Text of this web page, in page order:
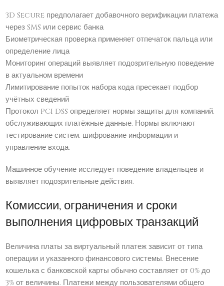
3D Secure предполагает добавочного верификации платежа
через SMS или сервис банка
Биометрическая проверка применяет отпечаток пальца или
определение лица
Мониторинг операций выявляет подозрительную поведение
в актуальном времени
Лимитирование попыток набора кода пресекает подбор
учётных сведений
Протокол PCI DSS определяет нормы защиты для компаний,
обслуживающих платёжные данные. Нормы включают
тестирование систем, шифрование информации и
управление входа.
Машинное обучение исследует поведение владельцев и
выявляет подозрительные действия.
Комиссии, ограничения и сроки
выполнения цифровых транзакций
Величина платы за виртуальный платеж зависит от типа
операции и указанного финансового системы. Внесение
кошелька с банковской карты обычно составляет от 0% до
3% от величины. Платежи между пользователями общего